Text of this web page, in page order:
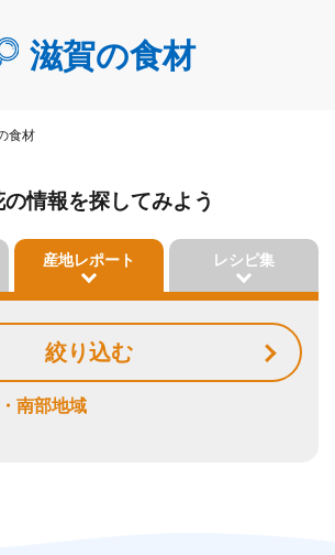
滋賀の食材
食材
情報を探してみよう
産地レポート レシピ集
絞り込む
南部地域